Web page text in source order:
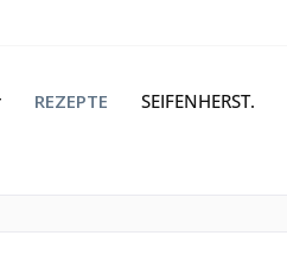
REZEPTE SEIFENHERST.